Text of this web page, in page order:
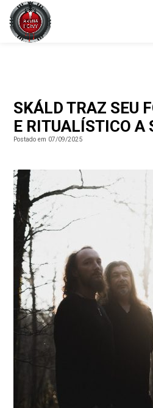
SKÁLD TRAZ SEU
E RITUALÍSTICO A
Postado em 07/09/2025